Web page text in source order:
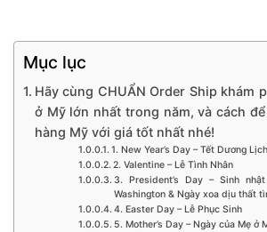
Mục lục
Hãy cùng CHUẨN Order Ship khám
ở Mỹ lớn nhất trong năm, và cách
hàng Mỹ với giá tốt nhất nhé!
1. New Year’s Day – Tết Dương
2. Valentine – Lễ Tình Nhân
3. President’s Day – Sinh
Washington & Ngày xoa dịu thất
4. Easter Day – Lễ Phục Sinh
5. Mother’s Day – Ngày của Mẹ ở